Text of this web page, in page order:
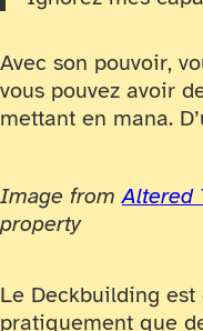
Avec son pouvoir,
vous pouvez avoir
mettant en mana.
Image fromAltered
property
Le Deckbuilding est
pratiquement que